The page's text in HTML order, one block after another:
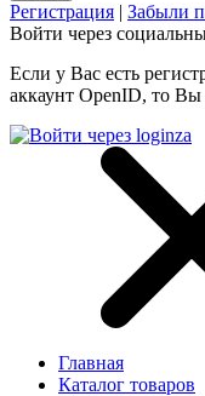
Регистрация | Забыли
Войти через
Если у Вас есть
аккаунт OpenID, то Вы
Главная
Каталог товаров